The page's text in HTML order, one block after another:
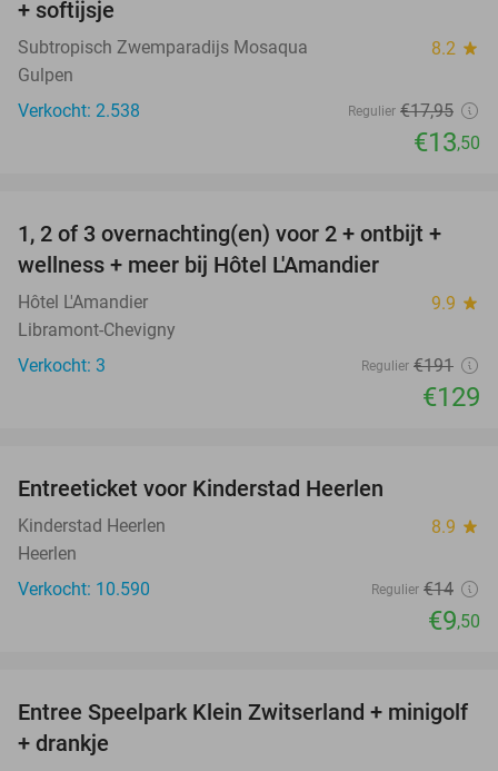
+ softijsje
Subtropisch Zwemparadijs Mosaqua 8.2 star
Gulpen
Verkocht: 2.538
Regulier €17,95
€13,50
32%
TODAY
1, 2 of 3 overnachting(en) voor 2 + ontbijt +
wellness + meer bij Hôtel L'Amandier
Hôtel L'Amandier 9.9 star
Libramont-Chevigny
Verkocht: 3
Regulier €191
€129
Entreeticket voor Kinderstad Heerlen
Kinderstad Heerlen 8.9 star
Heerlen
Verkocht: 10.590
Regulier €14
€9,50
38%
Entree Speelpark Klein Zwitserland + minigolf
+ drankje